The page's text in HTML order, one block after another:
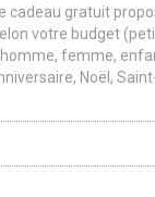
cadeau gratuit
votre budget
femme,
Noël, Saint-